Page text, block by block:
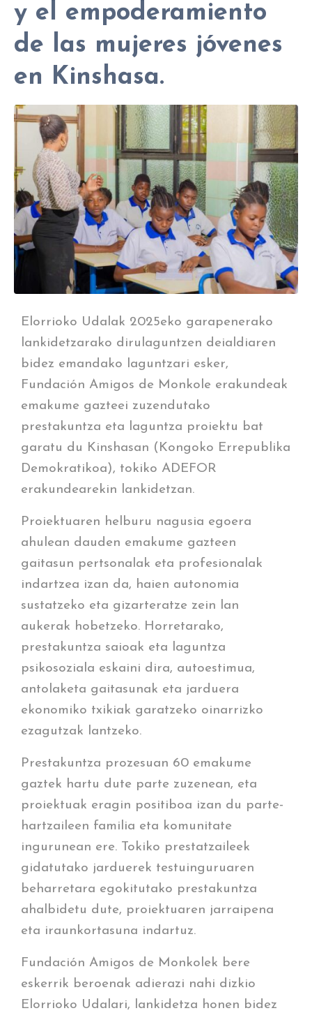
y el empoderamiento
de las mujeres jóvenes
en Kinshasa.
Elorrioko Udalak 2025eko garapenerako
lankidetzarako dirulaguntzen deialdiaren
bidez emandako laguntzari esker,
Fundación Amigos de Monkole erakundeak
emakume gazteei zuzendutako
prestakuntza eta laguntza proiektu bat
garatu du Kinshasan (Kongoko Errepublika
Demokratikoa), tokiko ADEFOR
erakundearekin lankidetzan.
Proiektuaren helburu nagusia egoera
ahulean dauden emakume gazteen
gaitasun pertsonalak eta profesionalak
indartzea izan da, haien autonomia
sustatzeko eta gizarteratze zein lan
aukerak hobetzeko. Horretarako,
prestakuntza saioak eta laguntza
psikosoziala eskaini dira, autoestimua,
antolaketa gaitasunak eta jarduera
ekonomiko txikiak garatzeko oinarrizko
ezagutzak lantzeko.
Prestakuntza prozesuan 60 emakume
gaztek hartu dute parte zuzenean, eta
proiektuak eragin positiboa izan du parte-
hartzaileen familia eta komunitate
ingurunean ere. Tokiko prestatzaileek
gidatutako jarduerek testuinguruaren
beharretara egokitutako prestakuntza
ahalbidetu dute, proiektuaren jarraipena
eta iraunkortasuna indartuz.
Fundación Amigos de Monkolek bere
eskerrik beroenak adierazi nahi dizkio
Elorrioko Udalari, lankidetza honen bidez